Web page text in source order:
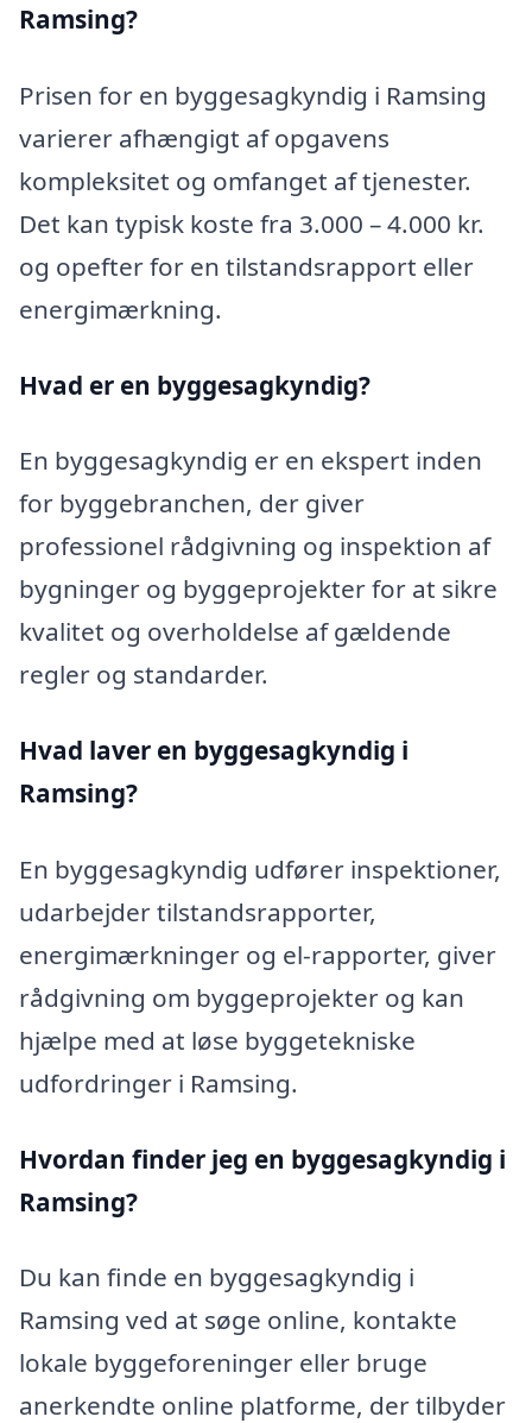
Ramsing?
Prisen for en byggesagkyndig i Ramsing
varierer afhængigt af opgavens
kompleksitet og omfanget af tjenester.
Det kan typisk koste fra 3.000 – 4.000 kr.
og opefter for en tilstandsrapport eller
energimærkning.
Hvad er en byggesagkyndig?
En byggesagkyndig er en ekspert inden
for byggebranchen, der giver
professionel rådgivning og inspektion af
bygninger og byggeprojekter for at sikre
kvalitet og overholdelse af gældende
regler og standarder.
Hvad laver en byggesagkyndig i
Ramsing?
En byggesagkyndig udfører inspektioner,
udarbejder tilstandsrapporter,
energimærkninger og el-rapporter, giver
rådgivning om byggeprojekter og kan
hjælpe med at løse byggetekniske
udfordringer i Ramsing.
Hvordan finder jeg en byggesagkyndig i
Ramsing?
Du kan finde en byggesagkyndig i
Ramsing ved at søge online, kontakte
lokale byggeforeninger eller bruge
anerkendte online platforme, der tilbyder